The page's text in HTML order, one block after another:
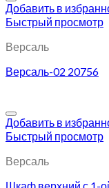
Добавить в
Быстрый просмотр
Версаль
Версаль-02 20756
Добавить в
Быстрый просмотр
Версаль